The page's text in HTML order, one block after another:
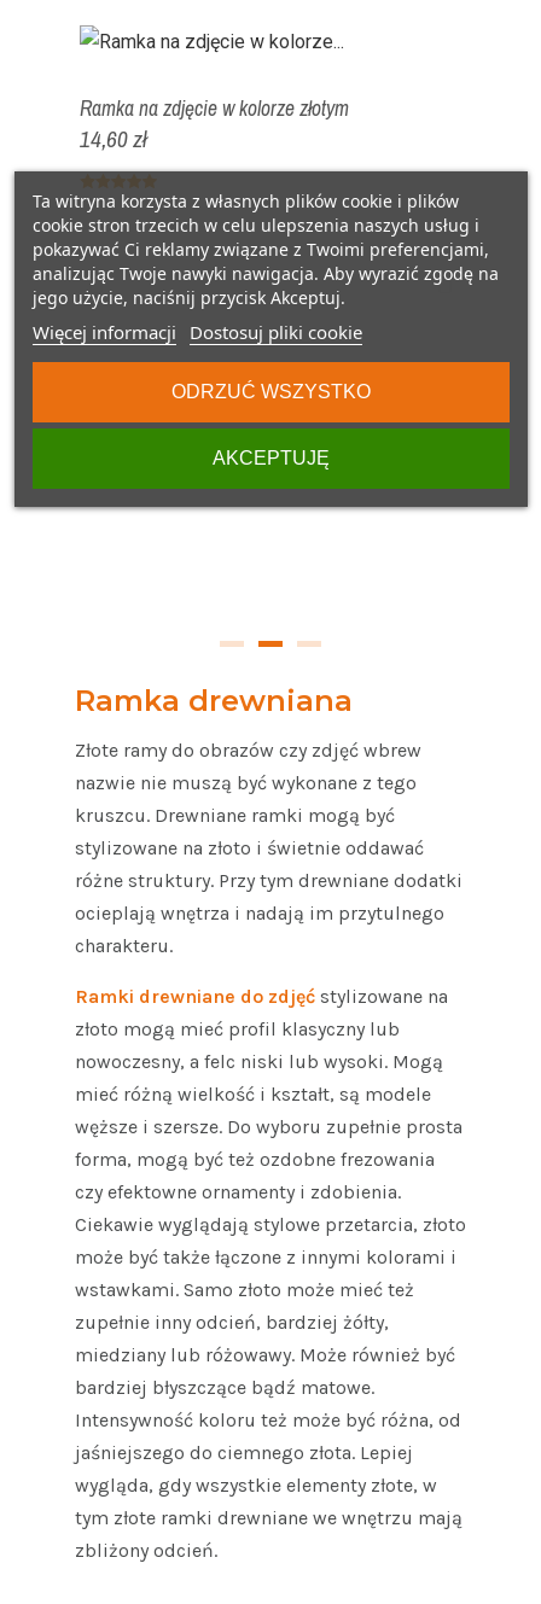
Ramka na zdjęcie w kolorze złotym
14,60 zł
17,64 zł
Ramka drewniana
Złote ramy do obrazów czy zdjęć wbrew
nazwie nie muszą być wykonane z tego
kruszcu. Drewniane ramki mogą być
stylizowane na złoto i świetnie oddawać
różne struktury. Przy tym drewniane dodatki
ocieplają wnętrza i nadają im przytulnego
charakteru.
Ramki drewniane do zdjęćstylizowane na
złoto mogą mieć profil klasyczny lub
nowoczesny, a felc niski lub wysoki. Mogą
mieć różną wielkość i kształt, są modele
węższe i szersze. Do wyboru zupełnie prosta
forma, mogą być też ozdobne frezowania
czy efektowne ornamenty i zdobienia.
Ciekawie wyglądają stylowe przetarcia, złoto
może być także łączone z innymi kolorami i
wstawkami. Samo złoto może mieć też
zupełnie inny odcień, bardziej żółty,
miedziany lub różowawy. Może również być
bardziej błyszczące bądź matowe.
Intensywność koloru też może być różna, od
jaśniejszego do ciemnego złota. Lepiej
wygląda, gdy wszystkie elementy złote, w
tym złote ramki drewniane we wnętrzu mają
zbliżony odcień.
Ta witryna korzysta z własnych plików cookie i plików
cookie stron trzecich w celu ulepszenia naszych usług i
pokazywać Ci reklamy związane z Twoimi preferencjami,
analizując Twoje nawyki nawigacja. Aby wyrazić zgodę na
jego użycie, naciśnij przycisk Akceptuj.
Więcej informacji Dostosuj pliki cookie
ODRZUĆ WSZYSTKO
AKCEPTUJĘ